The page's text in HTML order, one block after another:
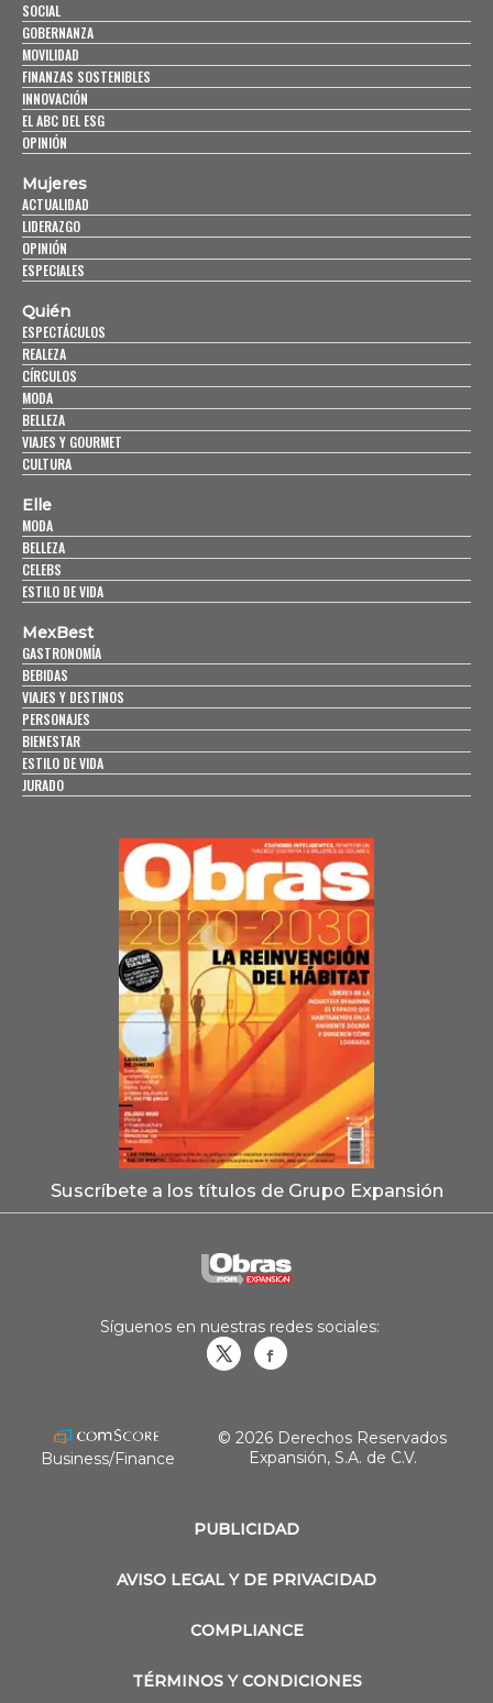
SOCIAL
GOBERNANZA
MOVILIDAD
FINANZAS SOSTENIBLES
INNOVACIÓN
EL ABC DEL ESG
OPINIÓN
Mujeres
ACTUALIDAD
LIDERAZGO
OPINIÓN
ESPECIALES
Quién
ESPECTÁCULOS
REALEZA
CÍRCULOS
MODA
BELLEZA
VIAJES Y GOURMET
CULTURA
Elle
MODA
BELLEZA
CELEBS
ESTILO DE VIDA
MexBest
GASTRONOMÍA
BEBIDAS
VIAJES Y DESTINOS
PERSONAJES
BIENESTAR
ESTILO DE VIDA
JURADO
Suscríbete a los títulos de Grupo Expansión
PUBLICIDAD
AVISO LEGAL Y DE PRIVACIDAD
COMPLIANCE
TÉRMINOS Y CONDICIONES
Síguenos en nuestras redes sociales:
Business/Finance
© 2026 Derechos Reservados
Expansión, S.A. de C.V.